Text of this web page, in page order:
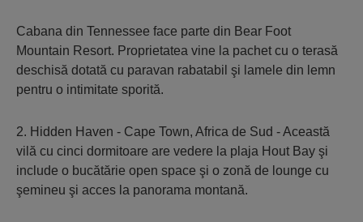
Cabana din Tennessee face parte din Bear Foot
Mountain Resort. Proprietatea vine la pachet cu o terasă
deschisă dotată cu paravan rabatabil şi lamele din lemn
pentru o intimitate sporită.
2. Hidden Haven - Cape Town, Africa de Sud - Această
vilă cu cinci dormitoare are vedere la plaja Hout Bay şi
include o bucătărie open space şi o zonă de lounge cu
şemineu şi acces la panorama montană.